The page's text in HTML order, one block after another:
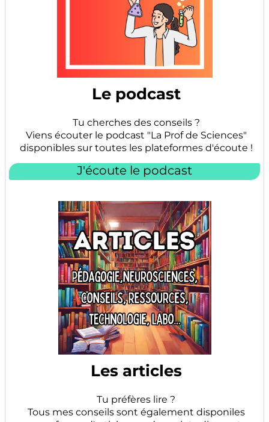
Le podcast
Tu cherches des conseils ?
Viens écouter le podcast "La Prof de Sciences"
disponibles sur toutes les plateformes d'écoute !
J'écoute le podcast
Les articles
Tu préfères lire ?
Tous mes conseils sont également disponiles